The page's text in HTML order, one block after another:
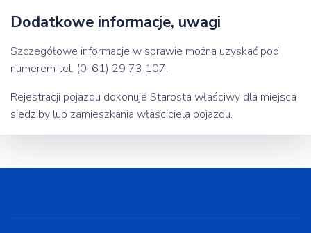
Dodatkowe informacje, uwagi
Szczegółowe informacje w sprawie można uzyskać pod
numerem tel. (0-61) 29 73 107.
Rejestracji pojazdu dokonuje Starosta właściwy dla miejsca
siedziby lub zamieszkania właściciela pojazdu.